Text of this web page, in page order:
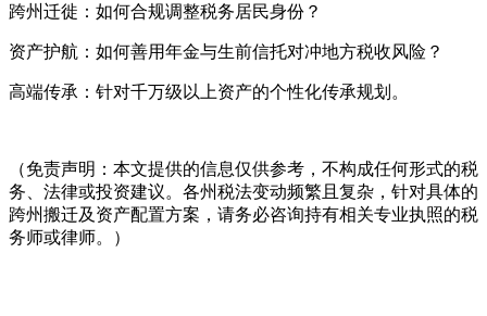
跨州迁徙：如何合规调整税务居民身份？
资产护航：如何善用年金与生前信托对冲地方税收风险？
高端传承：针对千万级以上资产的个性化传承规划。
（免责声明：本文提供的信息仅供参考，不构成任何形式的税
务、法律或投资建议。各州税法变动频繁且复杂，针对具体的
跨州搬迁及资产配置方案，请务必咨询持有相关专业执照的税
务师或律师。）